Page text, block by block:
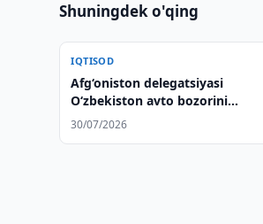
Shuningdek o'qing
IQTISOD
Afg‘oniston delegatsiyasi
O‘zbekiston avto bozorini
o‘rganmoqda
30/07/2026